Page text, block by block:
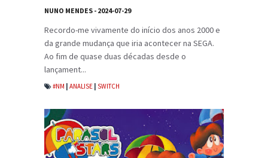
NUNO MENDES - 2024-07-29
Recordo-me vivamente do início dos anos 2000 e
da grande mudança que iria acontecer na SEGA.
Ao fim de quase duas décadas desde o
lançament...
#NM ANALISE SWITCH